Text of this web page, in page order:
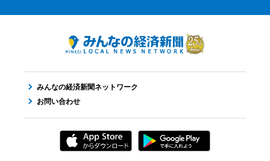
みんなの経済新聞ネットワーク
お問い合わせ